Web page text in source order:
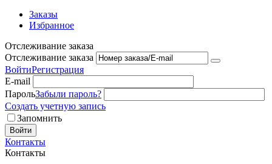
Заказы
Избранное
Отслеживание заказа
Отслеживание заказа
ВойтиРегистрация
E-mail
ПарольЗабыли пароль?
Создать учетную запись
Запомнить
Войти
Контакты
Контакты